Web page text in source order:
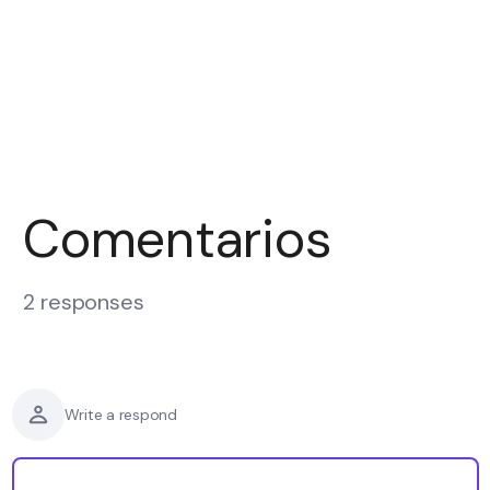
Comentarios
2 responses
Write a respond